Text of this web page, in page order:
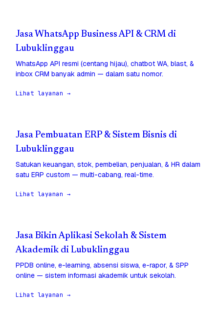
Jasa WhatsApp Business API & CRM di
Lubuklinggau
WhatsApp API resmi (centang hijau), chatbot WA, blast, &
inbox CRM banyak admin — dalam satu nomor.
Lihat layanan →
Jasa Pembuatan ERP & Sistem Bisnis di
Lubuklinggau
Satukan keuangan, stok, pembelian, penjualan, & HR dalam
satu ERP custom — multi-cabang, real-time.
Lihat layanan →
Jasa Bikin Aplikasi Sekolah & Sistem
Akademik di Lubuklinggau
PPDB online, e-learning, absensi siswa, e-rapor, & SPP
online — sistem informasi akademik untuk sekolah.
Lihat layanan →